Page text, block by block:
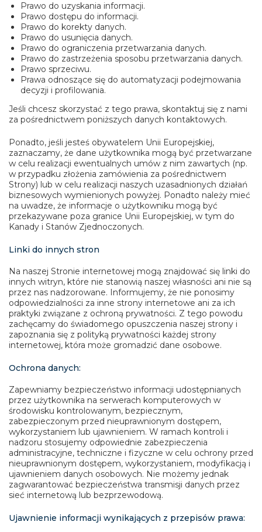
Prawo do uzyskania informacji.
Prawo dostępu do informacji.
Prawo do korekty danych.
Prawo do usunięcia danych.
Prawo do ograniczenia przetwarzania danych.
Prawo do zastrzeżenia sposobu przetwarzania danych.
Prawo sprzeciwu.
Prawa odnoszące się do automatyzacji podejmowania
decyzji i profilowania.
Jeśli chcesz skorzystać z tego prawa, skontaktuj się z nami
za pośrednictwem poniższych danych kontaktowych.
Ponadto, jeśli jesteś obywatelem Unii Europejskiej,
zaznaczamy, że dane użytkownika mogą być przetwarzane
w celu realizacji ewentualnych umów z nim zawartych (np.
w przypadku złożenia zamówienia za pośrednictwem
Strony) lub w celu realizacji naszych uzasadnionych działań
biznesowych wymienionych powyżej. Ponadto należy mieć
na uwadze, że informacje o użytkowniku mogą być
przekazywane poza granice Unii Europejskiej, w tym do
Kanady i Stanów Zjednoczonych.
Linki do innych stron
Na naszej Stronie internetowej mogą znajdować się linki do
innych witryn, które nie stanowią naszej własności ani nie są
przez nas nadzorowane. Informujemy, że nie ponosimy
odpowiedzialności za inne strony internetowe ani za ich
praktyki związane z ochroną prywatności. Z tego powodu
zachęcamy do świadomego opuszczenia naszej strony i
zapoznania się z polityką prywatności każdej strony
internetowej, która może gromadzić dane osobowe.
Ochrona danych:
Zapewniamy bezpieczeństwo informacji udostępnianych
przez użytkownika na serwerach komputerowych w
środowisku kontrolowanym, bezpiecznym,
zabezpieczonym przed nieuprawnionym dostępem,
wykorzystaniem lub ujawnieniem. W ramach kontroli i
nadzoru stosujemy odpowiednie zabezpieczenia
administracyjne, techniczne i fizyczne w celu ochrony przed
nieuprawnionym dostępem, wykorzystaniem, modyfikacją i
ujawnieniem danych osobowych. Nie możemy jednak
zagwarantować bezpieczeństwa transmisji danych przez
sieć internetową lub bezprzewodową.
Ujawnienie informacji wynikających z przepisów prawa: